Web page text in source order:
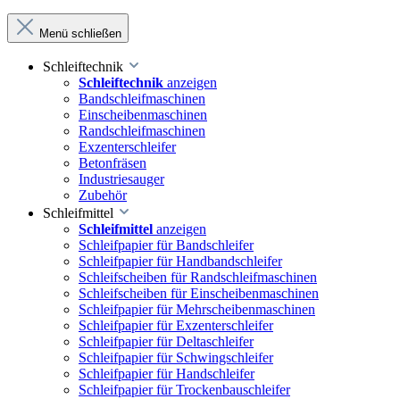
Menü schließen
Schleiftechnik
Schleiftechnik anzeigen
Bandschleifmaschinen
Einscheibenmaschinen
Randschleifmaschinen
Exzenterschleifer
Betonfräsen
Industriesauger
Zubehör
Schleifmittel
Schleifmittel anzeigen
Schleifpapier für Bandschleifer
Schleifpapier für Handbandschleifer
Schleifscheiben für Randschleifmaschinen
Schleifscheiben für Einscheibenmaschinen
Schleifpapier für Mehrscheibenmaschinen
Schleifpapier für Exzenterschleifer
Schleifpapier für Deltaschleifer
Schleifpapier für Schwingschleifer
Schleifpapier für Handschleifer
Schleifpapier für Trockenbauschleifer